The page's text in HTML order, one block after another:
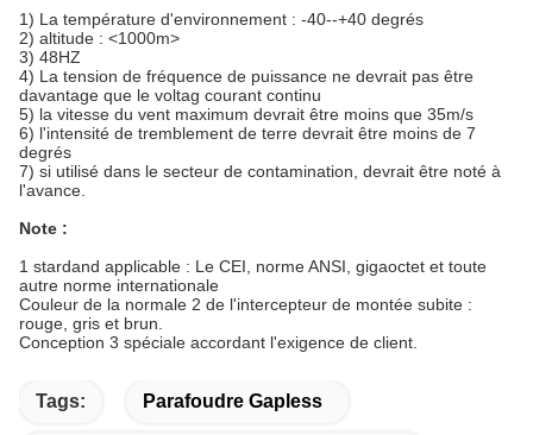
1) La température d'environnement : -40--+40 degrés
2) altitude : <1000m>
3) 48HZ
4) La tension de fréquence de puissance ne devrait pas être
davantage que le voltag courant continu
5) la vitesse du vent maximum devrait être moins que 35m/s
6) l'intensité de tremblement de terre devrait être moins de 7
degrés
7) si utilisé dans le secteur de contamination, devrait être noté à
l'avance.
Note :
1 stardand applicable : Le CEI, norme ANSI, gigaoctet et toute
autre norme internationale
Couleur de la normale 2 de l'intercepteur de montée subite :
rouge, gris et brun.
Conception 3 spéciale accordant l'exigence de client.
Tags: Parafoudre Gapless